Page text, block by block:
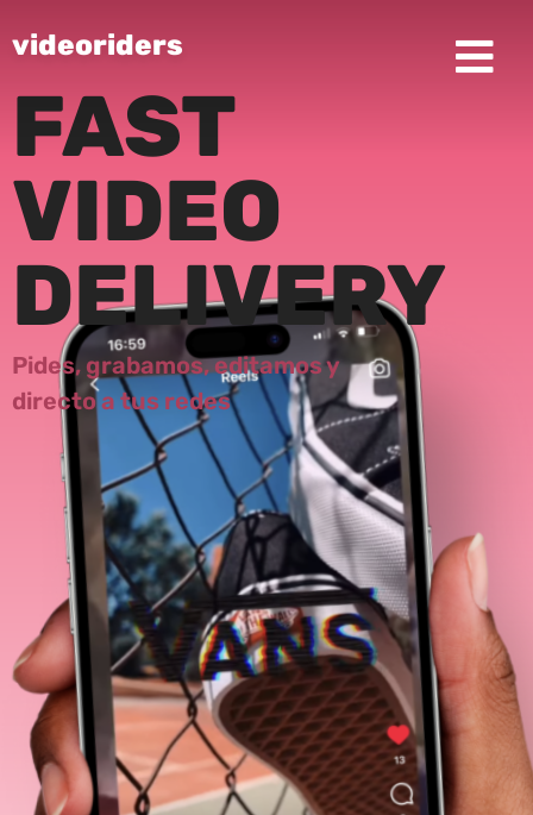
videoriders
FAST
VIDEO
DELIVERY
Pides, grabamos,editamos y
directo a tus redes​